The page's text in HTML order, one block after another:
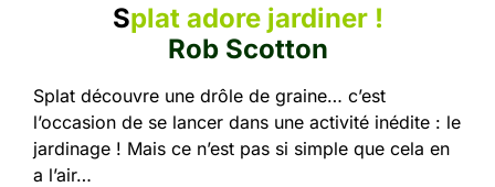
Splat adore jardiner !
Rob Scotton
Splat découvre une drôle de graine… c’est
l’occasion de se lancer dans une activité inédite : le
jardinage ! Mais ce n’est pas si simple que cela en
a l’air…